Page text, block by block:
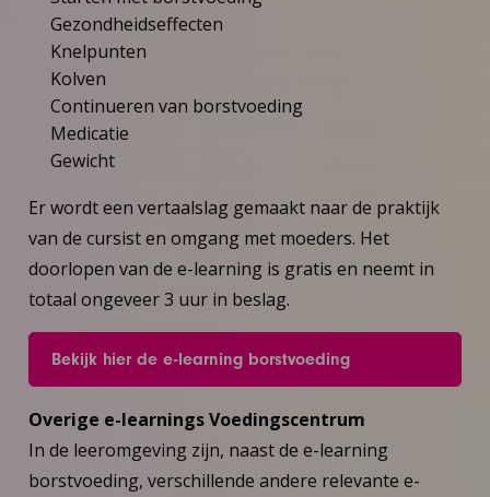
Gezondheidseffecten
Knelpunten
Kolven
Continueren van borstvoeding
Medicatie
Gewicht
Er wordt een vertaalslag gemaakt naar de praktijk
van de cursist en omgang met moeders. Het
doorlopen van de e-learning is gratis en neemt in
totaal ongeveer 3 uur in beslag.
Bekijk hier de e-learning borstvoeding
Overige e-learnings Voedingscentrum
In de leeromgeving zijn, naast de e-learning
borstvoeding, verschillende andere relevante e-